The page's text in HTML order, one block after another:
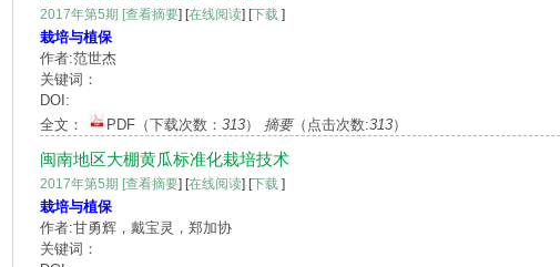
2017年第5期 [查看摘要] [在线阅读] [下载 ]
栽培与植保
作者:范世杰
关键词：
DOI:
全文：
PDF （下载次数： 313） 摘要（点击次数:313）
闽南地区大棚黄瓜标准化栽培技术
2017年第5期 [查看摘要] [在线阅读] [下载 ]
栽培与植保
作者:甘勇辉，戴宝灵，郑加协
关键词：